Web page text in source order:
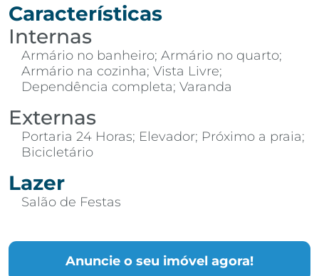
Anuncie o seu imóvel agora!
Características
Internas
Armário no banheiro; Armário no quarto;
Armário na cozinha; Vista Livre;
Dependência completa; Varanda
Externas
Portaria 24 Horas; Elevador; Próximo a praia;
Bicicletário
Lazer
Salão de Festas